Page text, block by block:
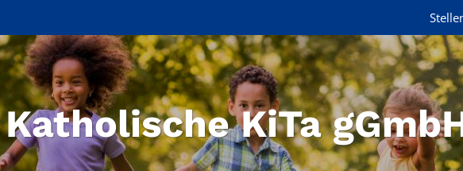
Katholische KiTa